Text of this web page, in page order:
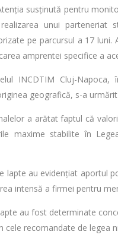
susținută pentru
unui parteneriat
pe parcursul a 17
amprentei specifice a
INCDTIM Cluj-
geografică, s-a
a arătat faptul că
maxime stabilite în
lapte au evidențiat aportul
intensă a firmei pentru
au fost determinate
recomandate de legea